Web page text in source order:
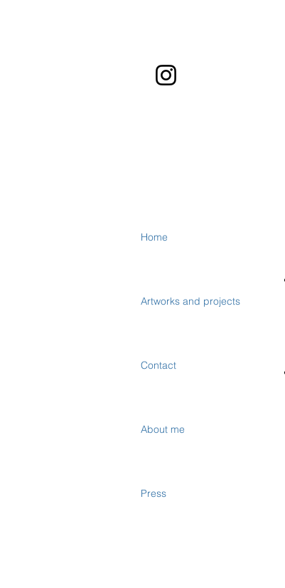
Home
Artworks and projects
Contact
About me
Press